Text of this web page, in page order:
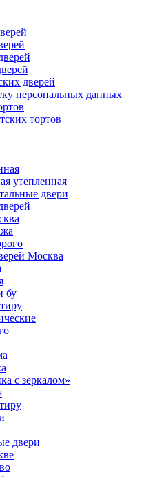
дверей
персональных данных
тортов
утепленная
двери
Москва
бу
с зеркалом»
двери